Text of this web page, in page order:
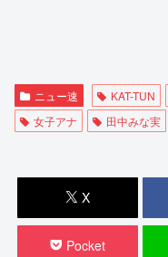
ニュー速 KAT-TUN
女子アナ
田中みな実
X
Pocket